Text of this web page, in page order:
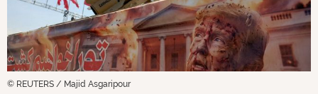
© REUTERS / Majid Asgaripour